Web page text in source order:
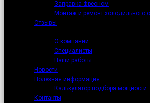
Заправка фреоном
Монтаж и ремонт холодильного
Отзывы
О компании
Специалисты
Наши работы
Новости
Полезная информация
Калькулятор подбора мощности
Контакты